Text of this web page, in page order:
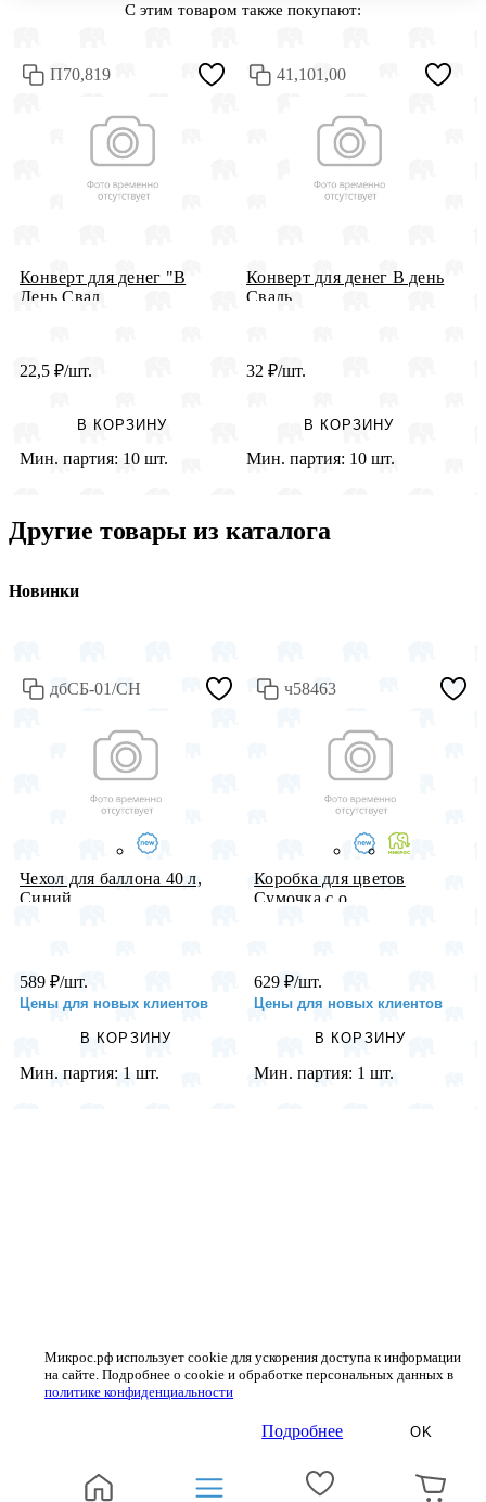
С этим товаром также покупают:
П70,819
Конверт для денег "В
День Свад...
22,5 ₽/шт.
В КОРЗИНУ
Мин. партия: 10 шт.
41,101,00
Конверт для денег В день
Свадь...
32 ₽/шт.
В КОРЗИНУ
Мин. партия: 10 шт.
Другие товары из каталога
Новинки
дбСБ-01/СН
Чехол для баллона 40 л,
Синий...
589 ₽/шт.
Цены для новых клиентов
В КОРЗИНУ
Мин. партия: 1 шт.
ч58463
Коробка для цветов
Сумочка с о...
629 ₽/шт.
Цены для новых клиентов
В КОРЗИНУ
Мин. партия: 1 шт.
Микрос.рф использует cookie для ускорения доступа к информации
на сайте. Подробнее о cookie и обработке персональных данных в
политике конфиденциальности
Подробнее OK